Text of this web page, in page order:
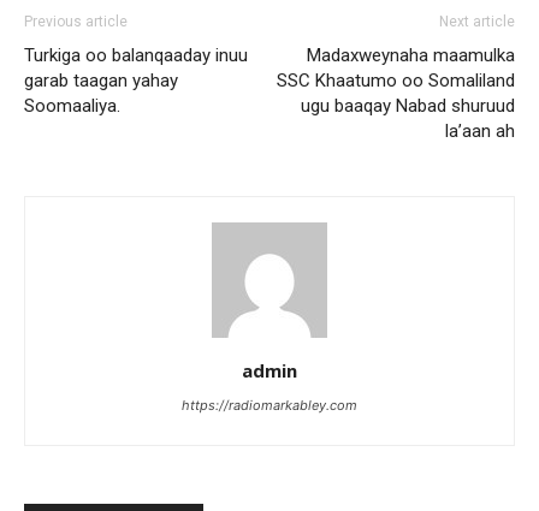
Previous article
Turkiga oo balanqaaday inuu
garab taagan yahay
Soomaaliya.
Next article
Madaxweynaha maamulka
SSC Khaatumo oo Somaliland
ugu baaqay Nabad shuruud
la’aan ah
admin
https://radiomarkabley.com